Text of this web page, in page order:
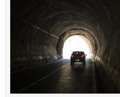
車載カメラなのだ。この新しい
動車部品としてのノウハウに、
ー・ソリューションズの持つイ
合わせることで、自動運転技術
期待できる。
Hazards of driving during a tropical